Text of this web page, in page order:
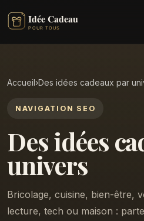
Accueil›Des idées cadeaux par
NAVIGATION SEO
Des idées
univers
Bricolage, cuisine, bien-être,
lecture, tech ou maison :